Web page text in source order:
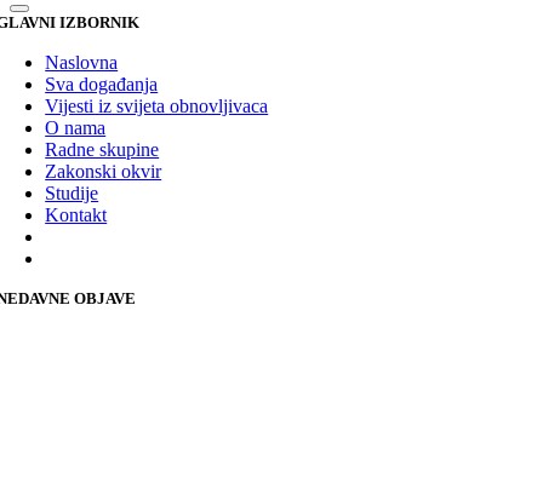
IZBORNIK
Naslovna
Sva događanja
Vijesti iz svijeta obnovljivaca
O nama
Radne skupine
Zakonski okvir
Studije
Kontakt
OBJAVE